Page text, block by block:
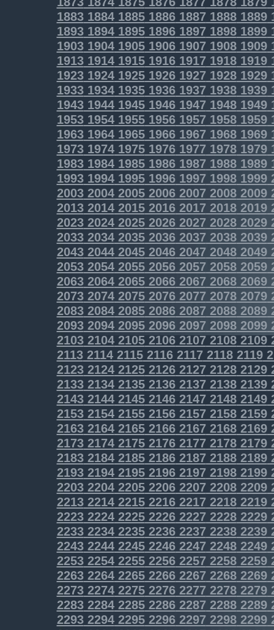
1883188418851886188718881889
1893189418951896189718981899
1903190419051906190719081909
1913191419151916191719181919
1923192419251926192719281929
1933193419351936193719381939
1943194419451946194719481949
1953195419551956195719581959
1963196419651966196719681969
19731974197519761977 19781979
19831984198519861987 19881989
19931994199519961997 19981999
20032004200520062007 20082009
20132014201520162017 20182019
2023202420252026202720282029
20332034203520362037 20382039
20432044204520462047 20482049
20532054205520562057 20582059
20632064206520662067 20682069
20732074207520762077 20782079
20832084208520862087 20882089
20932094209520962097 20982099
2103210421052106210721082109
2113211421152116211721182119
2123212421252126212721282129
2133213421352136213721382139
2143214421452146214721482149
2153215421552156215721582159
2163216421652166216721682169
2173217421752176217721782179
2183218421852186218721882189
2193219421952196219721982199
2203220422052206220722082209
2213221422152216221722182219
2223222422252226222722282229
2233223422352236223722382239
2243224422452246224722482249
2253225422552256225722582259
22632264226522662267 22682269
2273227422752276227722782279
22832284228522862287 22882289
22932294229522962297 22982299